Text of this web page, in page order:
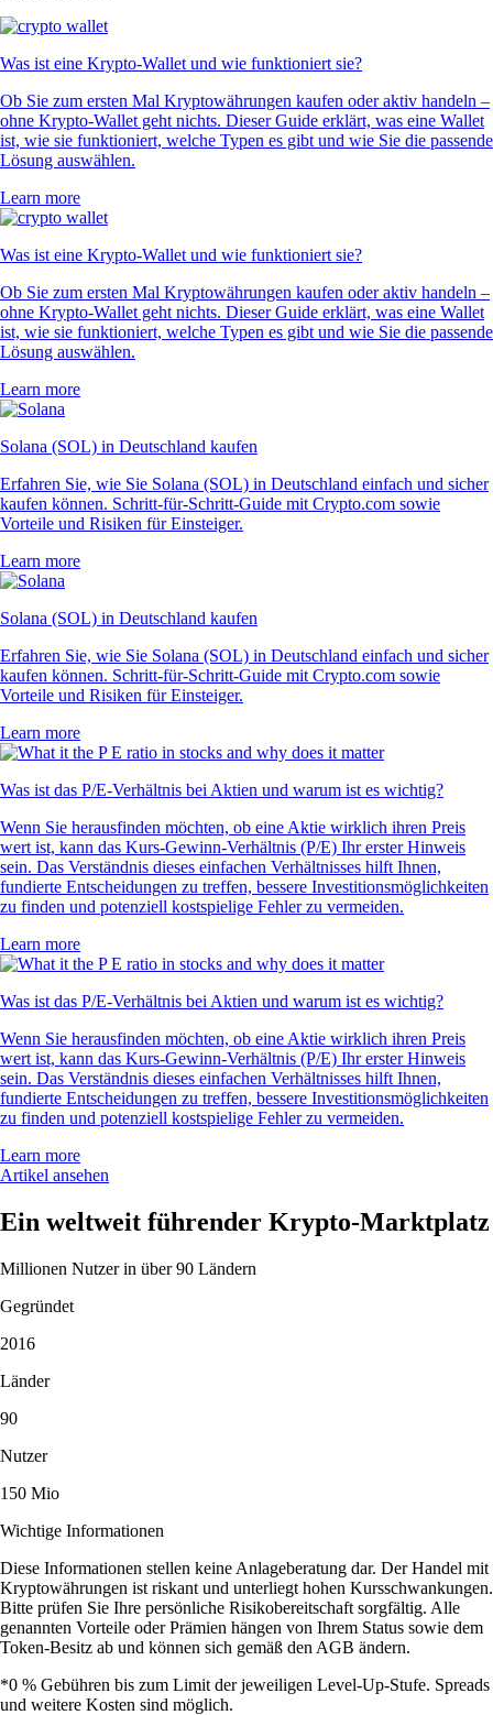
Was ist eine Krypto-Wallet und wie funktioniert sie?
Ob Sie zum ersten Mal Kryptowährungen kaufen oder aktiv handeln –
ohne Krypto-Wallet geht nichts. Dieser Guide erklärt, was eine Wallet
ist, wie sie funktioniert, welche Typen es gibt und wie Sie die passende
Lösung auswählen.
Learn more
Was ist eine Krypto-Wallet und wie funktioniert sie?
Ob Sie zum ersten Mal Kryptowährungen kaufen oder aktiv handeln –
ohne Krypto-Wallet geht nichts. Dieser Guide erklärt, was eine Wallet
ist, wie sie funktioniert, welche Typen es gibt und wie Sie die passende
Lösung auswählen.
Learn more
Solana (SOL) in Deutschland kaufen
Erfahren Sie, wie Sie Solana (SOL) in Deutschland einfach und sicher
kaufen können. Schritt-für-Schritt-Guide mit Crypto.com sowie
Vorteile und Risiken für Einsteiger.
Learn more
Solana (SOL) in Deutschland kaufen
Erfahren Sie, wie Sie Solana (SOL) in Deutschland einfach und sicher
kaufen können. Schritt-für-Schritt-Guide mit Crypto.com sowie
Vorteile und Risiken für Einsteiger.
Learn more
Was ist das P/E-Verhältnis bei Aktien und warum ist es wichtig?
Wenn Sie herausfinden möchten, ob eine Aktie wirklich ihren Preis
wert ist, kann das Kurs-Gewinn-Verhältnis (P/E) Ihr erster Hinweis
sein. Das Verständnis dieses einfachen Verhältnisses hilft Ihnen,
fundierte Entscheidungen zu treffen, bessere Investitionsmöglichkeiten
zu finden und potenziell kostspielige Fehler zu vermeiden.
Learn more
Was ist das P/E-Verhältnis bei Aktien und warum ist es wichtig?
Wenn Sie herausfinden möchten, ob eine Aktie wirklich ihren Preis
wert ist, kann das Kurs-Gewinn-Verhältnis (P/E) Ihr erster Hinweis
sein. Das Verständnis dieses einfachen Verhältnisses hilft Ihnen,
fundierte Entscheidungen zu treffen, bessere Investitionsmöglichkeiten
zu finden und potenziell kostspielige Fehler zu vermeiden.
Learn more
Artikel ansehen
Ein weltweit führender Krypto-Marktplatz
Millionen Nutzer in über 90 Ländern
Gegründet
2016
Länder
90
Nutzer
150 Mio
Wichtige Informationen
Diese Informationen stellen keine Anlageberatung dar. Der Handel mit
Kryptowährungen ist riskant und unterliegt hohen Kursschwankungen.
Bitte prüfen Sie Ihre persönliche Risikobereitschaft sorgfältig. Alle
genannten Vorteile oder Prämien hängen von Ihrem Status sowie dem
Token-Besitz ab und können sich gemäß den AGB ändern.
*0 % Gebühren bis zum Limit der jeweiligen Level-Up-Stufe. Spreads
und weitere Kosten sind möglich.